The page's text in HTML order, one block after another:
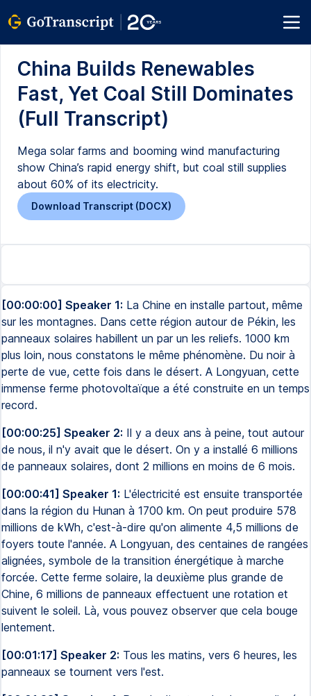
China Builds Renewables
Fast, Yet Coal Still Dominates
(Full Transcript)
Mega solar farms and booming wind manufacturing
show China’s rapid energy shift, but coal still supplies
about 60% of its electricity.
Download Transcript (DOCX)
[00:00:00] Speaker 1: La Chine en installe partout, même
sur les montagnes. Dans cette région autour de Pékin, les
panneaux solaires habillent un par un les reliefs. 1000 km
plus loin, nous constatons le même phénomène. Du noir à
perte de vue, cette fois dans le désert. A Longyuan, cette
immense ferme photovoltaïque a été construite en un temps
record.
[00:00:25] Speaker 2: Il y a deux ans à peine, tout autour
de nous, il n'y avait que le désert. On y a installé 6 millions
de panneaux solaires, dont 2 millions en moins de 6 mois.
[00:00:41] Speaker 1: L'électricité est ensuite transportée
dans la région du Hunan à 1700 km. On peut produire 578
millions de kWh, c'est-à-dire qu'on alimente 4,5 millions de
foyers toute l'année. A Longyuan, des centaines de rangées
alignées, symbole de la transition énergétique à marche
forcée. Cette ferme solaire, la deuxième plus grande de
Chine, 6 millions de panneaux effectuent une rotation et
suivent le soleil. Là, vous pouvez observer que cela bouge
lentement.
[00:01:17] Speaker 2: Tous les matins, vers 6 heures, les
panneaux se tournent vers l'est.